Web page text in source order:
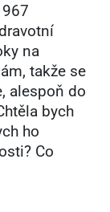
na
takže se
alespoň do
bych
ho
Co